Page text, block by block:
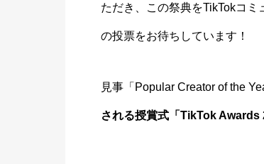
ただき、この祭典をTikTokコ
の投票をお待ちしています！
見事「Popular Creator of the
される授賞式「TikTok Awards